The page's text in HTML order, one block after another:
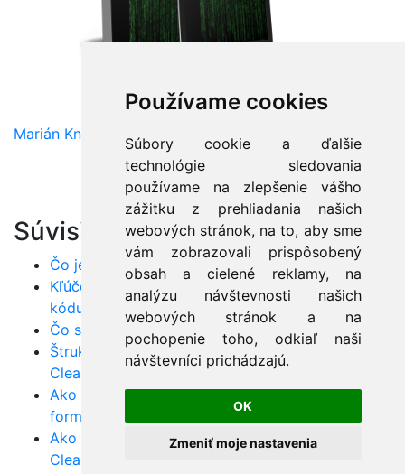
Používame cookies
Súbory cookie a ďalšie
technológie sledovania
používame na zlepšenie vášho
zážitku z prehliadania našich
webových stránok, na to, aby sme
vám zobrazovali prispôsobený
obsah a cielené reklamy, na
analýzu návštevnosti našich
webových stránok a na
pochopenie toho, odkiaľ naši
návštevníci prichádzajú.
OK
Zmeniť moje nastavenia
Marián Knězek
Súvisiace články:
Čo je do kelu ten Clean Code?
Kľúčové bolestivé body každého zdrojového
kódu programu
Čo sa ma študenti často pýtajú ku CleanCode?
Štruktúra programátorského kódu podľa
CleanCode? Nepoužívajte komentáre!
Ako vie pomôcť CleanCode prehľadnosti
formátovania kódu?
Ako napísať dobré funkcie a metódy podľa
CleanCode?